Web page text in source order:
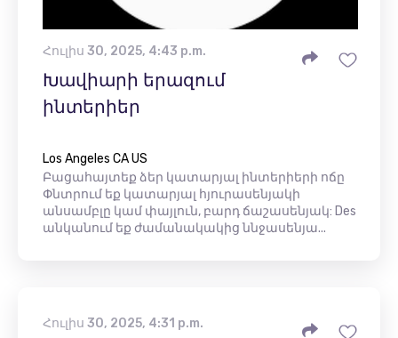
Հուլիս 30, 2025, 4:43 p.m.
Խավիարի երազում
ինտերիեր
Los Angeles CA US
Բացահայտեք ձեր կատարյալ ինտերիերի ոճը
Փնտրում եք կատարյալ հյուրասենյակի
անսամբլը կամ փայլուն, բարդ ճաշասենյակ: Des
անկանում եք ժամանակակից ննջասենյա...
Հուլիս 30, 2025, 4:31 p.m.